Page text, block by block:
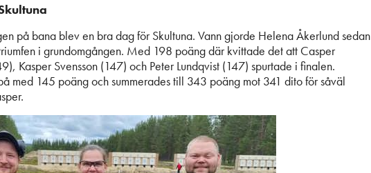
på bana blev en bra dag för Skultuna. Vann gjorde Helena Åkerlund sedan
i grundomgången. Med 198 poäng där kvittade det att Casper
Kasper Svensson (147) och Peter Lundqvist (147) spurtade i finalen.
med 145 poäng och summerades till 343 poäng mot 341 dito för såväl